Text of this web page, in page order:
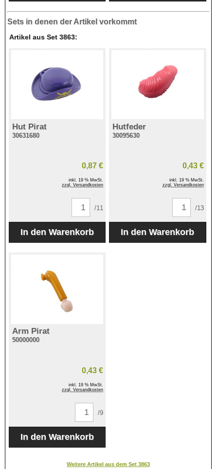
Sets in denen der Artikel vorkommt
Artikel aus Set 3863:
Hut Pirat
30631680
0,87 €
inkl. 19 % MwSt.
zzgl. Versandkosten
/11
Hutfeder
30095630
0,43 €
inkl. 19 % MwSt.
zzgl. Versandkosten
/13
Arm Pirat
50000000
0,43 €
inkl. 19 % MwSt.
zzgl. Versandkosten
/9
Weitere Artikel aus dem Set 3863